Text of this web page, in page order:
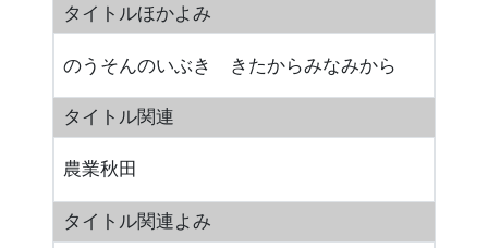
タイトルほかよみ
のうそんのいぶき きたからみなみから
タイトル関連
農業秋田
タイトル関連よみ